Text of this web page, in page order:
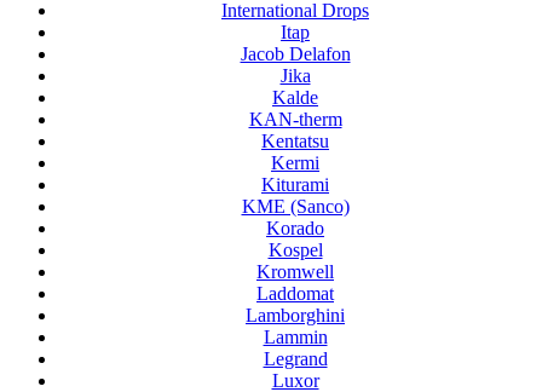
International Drops
Itap
Jacob Delafon
Jika
Kalde
KAN-therm
Kentatsu
Kermi
Kiturami
KME (Sanco)
Korado
Kospel
Kromwell
Laddomat
Lamborghini
Lammin
Legrand
Luxor